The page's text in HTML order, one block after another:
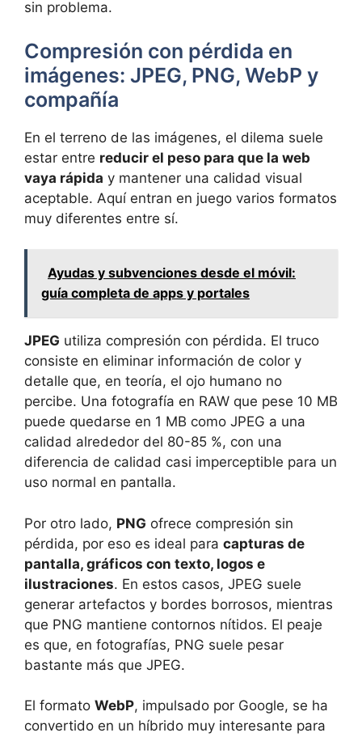
sin problema.
Compresión con pérdida en
imágenes: JPEG, PNG, WebP y
compañía
En el terreno de las imágenes, el dilema suele
estar entre reducir el peso para que la web
vaya rápida y mantener una calidad visual
aceptable. Aquí entran en juego varios formatos
muy diferentes entre sí.
Ayudas y subvenciones desde el móvil:
guía completa de apps y portales
JPEG utiliza compresión con pérdida. El truco
consiste en eliminar información de color y
detalle que, en teoría, el ojo humano no
percibe. Una fotografía en RAW que pese 10 MB
puede quedarse en 1 MB como JPEG a una
calidad alrededor del 80-85 %, con una
diferencia de calidad casi imperceptible para un
uso normal en pantalla.
Por otro lado, PNG ofrece compresión sin
pérdida, por eso es ideal para capturas de
pantalla, gráficos con texto, logos e
ilustraciones. En estos casos, JPEG suele
generar artefactos y bordes borrosos, mientras
que PNG mantiene contornos nítidos. El peaje
es que, en fotografías, PNG suele pesar
bastante más que JPEG.
El formato WebP, impulsado por Google, se ha
convertido en un híbrido muy interesante para